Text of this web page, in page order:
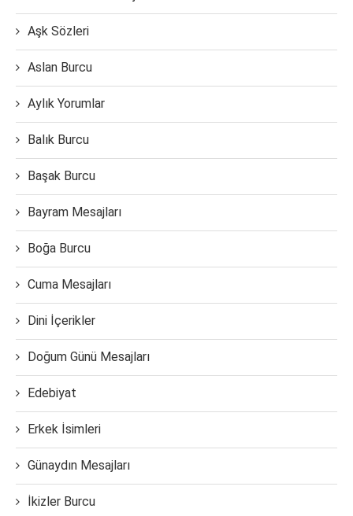
Aşk Sözleri
Aslan Burcu
Aylık Yorumlar
Balık Burcu
Başak Burcu
Bayram Mesajları
Boğa Burcu
Cuma Mesajları
Dini İçerikler
Doğum Günü Mesajları
Edebiyat
Erkek İsimleri
Günaydın Mesajları
İkizler Burcu